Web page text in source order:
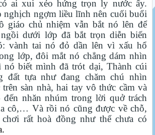
ai xui xẻo hứng trọn ly nước ấy.
nghịch ngợm liều lĩnh nên cuối buổi
giáo chủ nhiệm vẫn bắt nó lên để
dưới lớp đã bắt trọn diễn biến
vành tai nó đỏ dần lên vì xấu hổ
lớp, đôi mắt nó chẳng dám nhìn
nó biết mình đã trót dại, Thành cúi
đất tựa như đang chăm chú nhìn
sàn nhà, hai tay vô thức cầm và
đến nhăn nhúm trong lời quở trách
cô,… Và rồi nó cũng được về chỗ,
rất hoà đồng như thể chưa có